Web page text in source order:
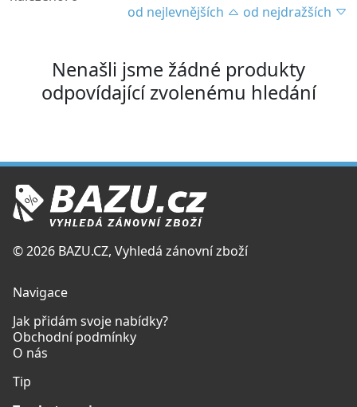
od nejlevnějších
od nejdražších
Nenašli jsme žádné produkty
odpovídající zvolenému hledání
© 2026 BAZU.CZ, Vyhledá zánovní zboží
Navigace
Jak přidám svoje nabídky?
Obchodní podmínky
O nás
Tip